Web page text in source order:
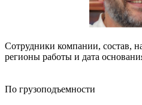
Сотрудники компании, состав,
регионы работы и дата
По грузоподъемности